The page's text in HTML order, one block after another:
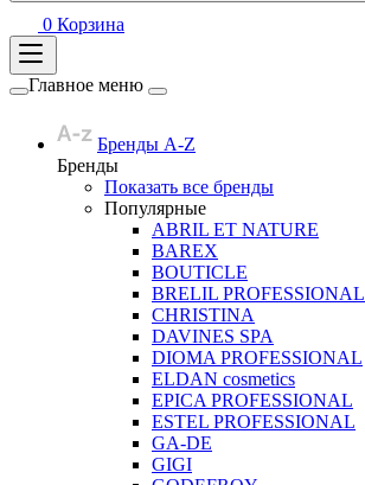
0 Корзина
Главное меню
Бренды A-Z
Бренды
Показать все бренды
Популярные
ABRIL ET NATURE
BAREX
BOUTICLE
BRELIL PROFESSIONAL
CHRISTINA
DAVINES SPA
DIOMA PROFESSIONAL
ELDAN cosmetics
EPICA PROFESSIONAL
ESTEL PROFESSIONAL
GA-DE
GIGI